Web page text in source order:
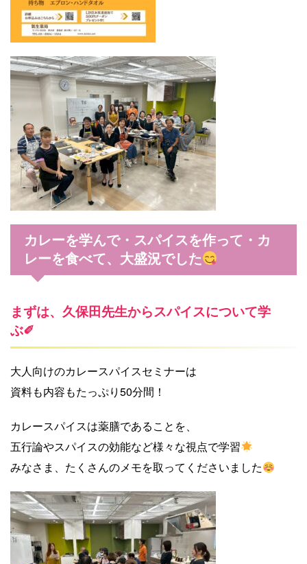
カレーを学んで・スパイスを作って・カ
レーを食べて、大盛況でした
まずは、久保田先生からスパイスについて学
ぶ✐
大人向けのカレースパイスセミナーは
資料も内容もたっぷり50分間！
カレースパイスは薬膳であることを、
五行論やスパイスの効能など様々な視点で学習
みなさま、たくさんのメモを取ってくださいました